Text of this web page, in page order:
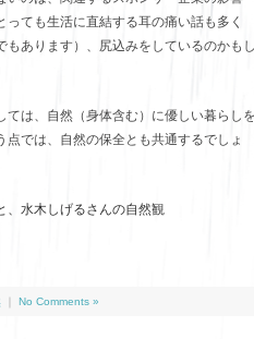
ても生活に直結する耳の痛い話も多く
もあります）、尻込みをしているのかもし
は、自然（身体含む）に優しい暮らしを
点では、自然の保全とも共通するでしょ
、水木しげるさんの自然観
No Comments »